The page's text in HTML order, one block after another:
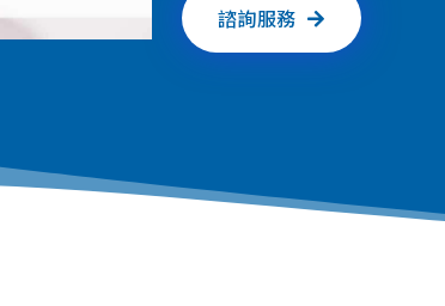
諮詢服務